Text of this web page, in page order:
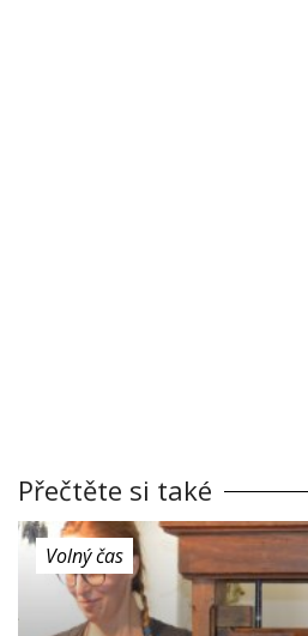
Přečtěte si také
Volný čas